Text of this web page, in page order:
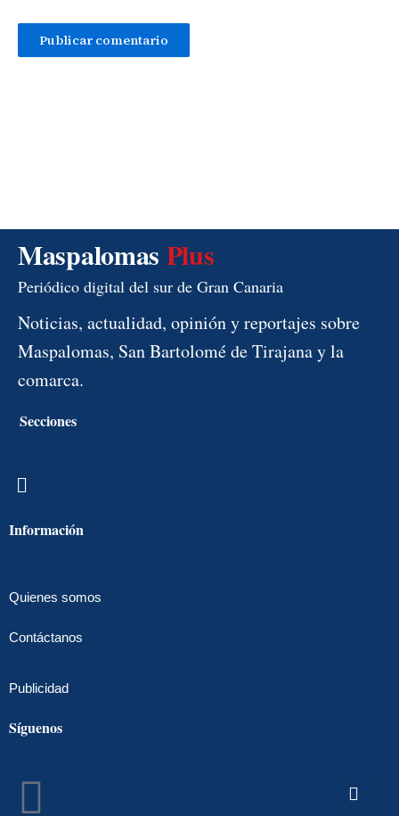
Maspalomas Plus
Periódico digital del sur de Gran Canaria
Noticias, actualidad, opinión y reportajes sobre
Maspalomas, San Bartolomé de Tirajana y la
comarca.
Secciones
Menú
Información
Quienes somos
Contáctanos
Publicidad
Síguenos
Facebook
Instagram